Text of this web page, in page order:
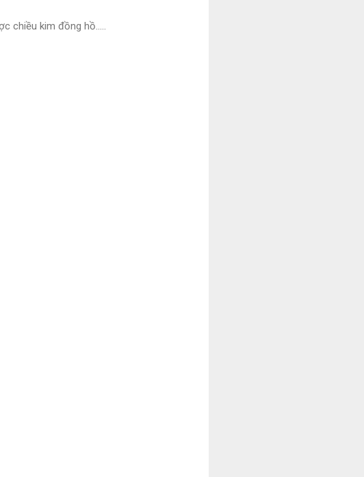
chiều kim đồng hồ…..